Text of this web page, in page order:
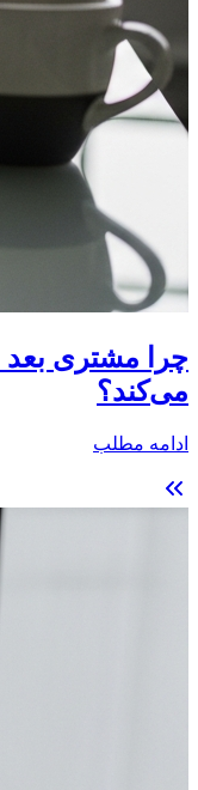
چرا مشتری بعد
می‌کند؟
ادامه مطلب